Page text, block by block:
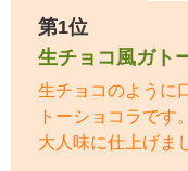
第1位
生チョコ風ガト
生チョコのように
トーショコラです
大人味に仕上げま